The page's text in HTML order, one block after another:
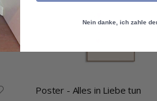
Poster - Alles in Liebe tun
Nein danke, ich zahle